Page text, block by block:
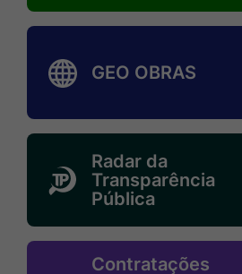
-
ao-
cidadao
MaskGeo-
obras
GEO OBRAS
MaskRadar-
da-
transparencia-
publica
Radar da
Transparência
Pública
MaskContratacoes-
Contratações